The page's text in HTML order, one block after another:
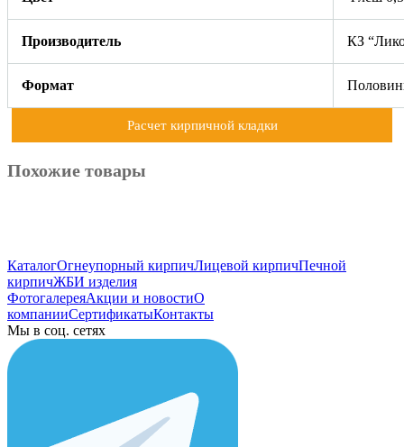
Производитель КЗ
Формат
Расчет кирпичной кладки
Похожие товары
КаталогОгнеупорный кирпичЛицевой кирпичПечной
кирпичЖБИ изделия
ФотогалереяАкции и новостиО
компанииСертификатыКонтакты
Мы в соц. сетях